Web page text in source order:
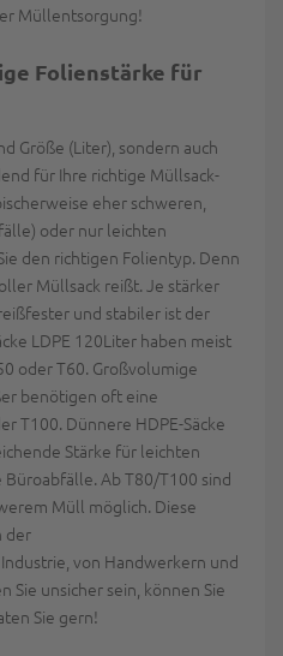
Müllentsorgung!
Folienstärke für
Größe (Liter), sondern auch
für Ihre richtige Müllsack-
eher schweren,
oder nur leichten
den richtigen Folientyp. Denn
Müllsack reißt. Je stärker
und stabiler ist der
LDPE 120Liter haben meist
oder T60. Großvolumige
benötigen oft eine
T100. Dünnere HDPE-Säcke
Stärke für leichten
Ab T80/T100 sind
Müll möglich. Diese
der
von Handwerkern und
Sie unsicher sein, können Sie
Sie gern!